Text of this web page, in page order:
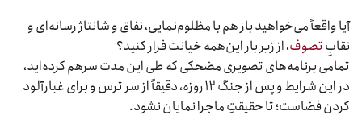
آیا واقعاً می‌خواهید باز هم با مظلوم‌نمایی، نفاق و شانتاژ رسانه‌ای و
نقابِتصوف، از زیر بار این‌همه خیانت فرار کنید؟
تمامی برنامه‌های تصویری مضحکی که طی این مدت سرهم کرده‌اید،
در این شرایط و پس از جنگ ۱۲ روزه، دقیقاً از سر ترس و برای غبارآلود
کردن فضاست؛ تا حقیقتِ ماجرا نمایان نشود.